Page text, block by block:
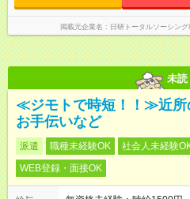
掲載元企業名 日研トータルソーシン
未読
≪ジモトで時短！！≫近所
お手伝いなど
派遣 職種未経験OK 社会人未経験
WEB登録・面接OK